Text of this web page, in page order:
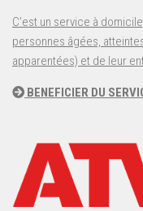
C’est un service à
personnes âgées,
apparentées) et de leur
BENEFICIER DU